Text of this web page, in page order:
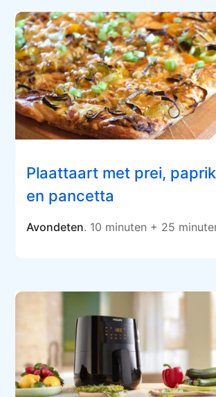
Plaattaart met prei,
en pancetta
Avondeten. 10 minuten + 25